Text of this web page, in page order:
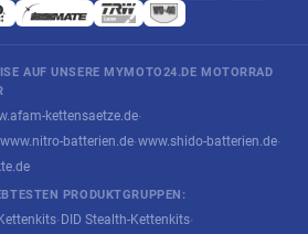
AUF UNSERE MYMOTO24.DE MOTORRAD
kettensaetze.de·
www.nitro-batterien.de·www.shido-batterien.de·
PRODUKTGRUPPEN:
· DID Stealth-Kettenkits·